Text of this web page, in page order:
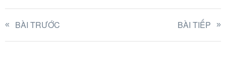
BÀI TRƯỚC BÀI TIẾP